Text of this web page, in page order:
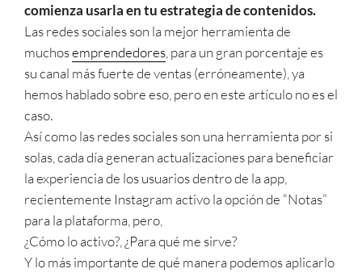
comienza usarla en tu estrategia de contenidos.
Las redes sociales son la mejor herramienta de
muchosemprendedores , para un gran porcentaje es
su canal más fuerte de ventas (erróneamente), ya
hemos hablado sobre eso, pero en este artículo no es el
caso.
Así como las redes sociales son una herramienta por si
solas, cada día generan actualizaciones para beneficiar
la experiencia de los usuarios dentro de la app,
recientemente Instagram activo la opción de “Notas”
para la plataforma, pero,
¿Cómo lo activo?, ¿Para qué me sirve?
Y lo más importante de qué manera podemos aplicarlo